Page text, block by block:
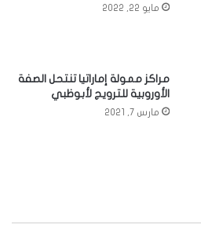
مايو 22, 2022
مراكز ممولة إماراتيا تنتحل الصفة
الأوروبية للترويج لأبوظبي
مارس 7, 2021